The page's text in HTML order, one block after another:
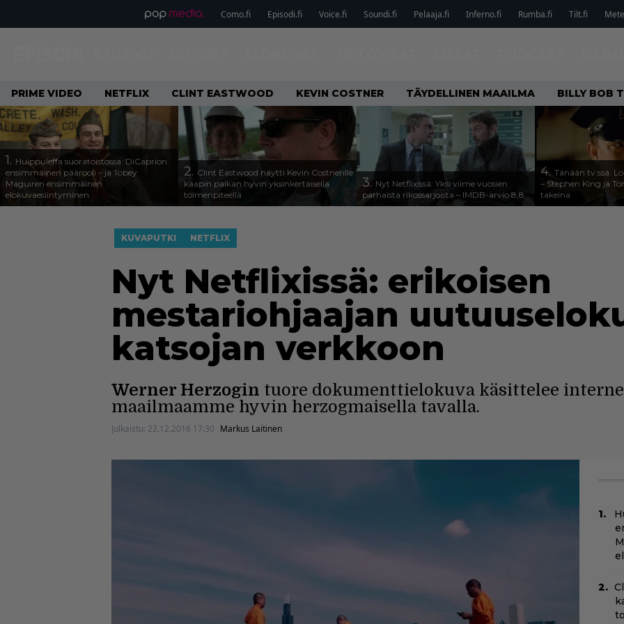
Como.fi Episodi.fi Voice.fi Soundi.fi Pelaaja.fi Inferno.fi Rumba.fi Tilt.fi
PRIME VIDEO NETFLIX CLINT EASTWOOD KEVIN COSTNER TÄYDELLINEN MAAILMA BILLY BOB
1. Huippuleffa suoratoistossa: DiCaprion
ensimmäinen päärooli – ja Tobey
Maguiren ensimmäinen
elokuvaesiintyminen
2. Clint Eastwood näytti Kevin Costnerille
kaapin paikan hyvin yksinkertaisella
toimenpiteellä
3. Nyt Netflixissä: Yksi viime vuosien
parhaista rikossarjoista – IMDB-arvio 8,8
4. Tänään tv:ssä:
– Stephen King ja
takeina
KUVAPUTKI NETFLIX
Nyt Netflixissä: erikoisen
mestariohjaajan
katsojan verkkoon
Werner Herzogin tuore dokumenttielokuva käsittelee
maailmaamme hyvin herzogmaisella tavalla.
Julkaistu: 22.12.2016 17:30 Markus Laitinen